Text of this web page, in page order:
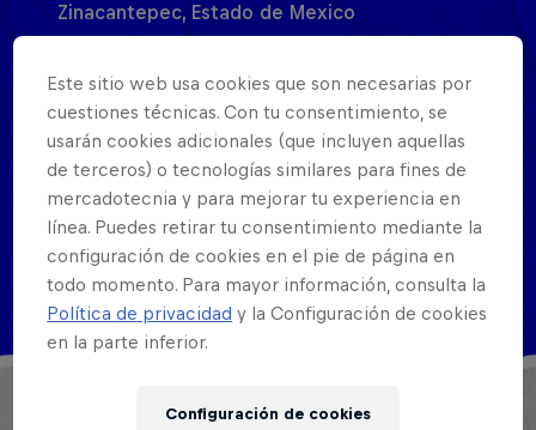
Zinacantepec, Estado de Mexico
24
México
Inicio de su carrera
2017
Disciplinas
MC Battle
Moviéndose plaza tras plaza y con una carrera en
Este sitio web usa cookies que son necesarias por
cuestiones técnicas. Con tu consentimiento, se
usarán cookies adicionales (que incluyen aquellas
de terceros) o tecnologías similares para fines de
mercadotecnia y para mejorar tu experiencia en
línea. Puedes retirar tu consentimiento mediante la
configuración de cookies en el pie de página en
todo momento. Para mayor información, consulta la
Política de privacidad y la Configuración de cookies
en la parte inferior.
Configuración de cookies